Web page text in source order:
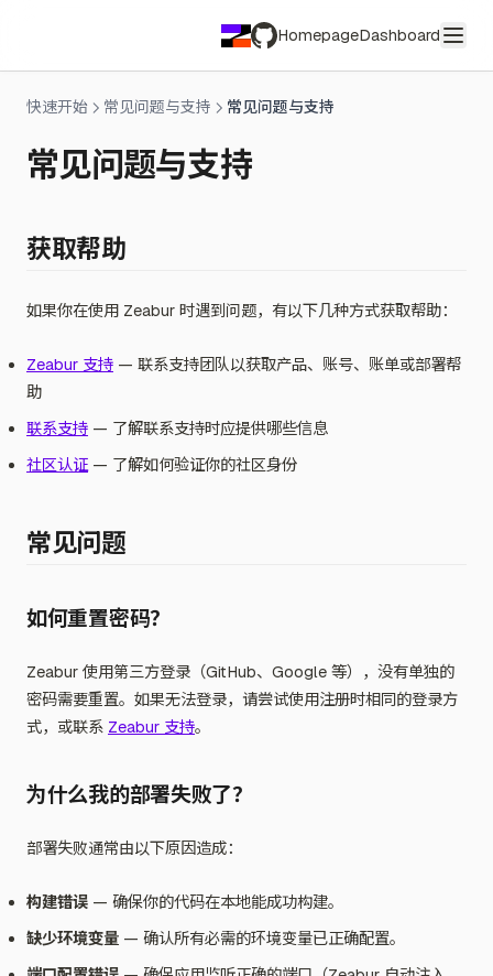
HomepageDashboard
快速开始 常见问题与支持 常见问题与支持
常见问题与支持
获取帮助
如果你在使用 Zeabur 时遇到问题，有以下几种方式获取帮助：
Zeabur 支持 — 联系支持团队以获取产品、账号、账单或部署帮
助
联系支持 — 了解联系支持时应提供哪些信息
社区认证— 了解如何验证你的社区身份
常见问题
如何重置密码？
Zeabur 使用第三方登录（GitHub、Google 等），没有单独的
密码需要重置。如果无法登录，请尝试使用注册时相同的登录方
式，或联系 Zeabur 支持。
为什么我的部署失败了？
部署失败通常由以下原因造成：
构建错误 — 确保你的代码在本地能成功构建。
缺少环境变量 — 确认所有必需的环境变量已正确配置。